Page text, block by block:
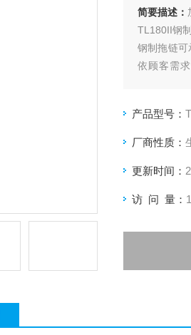
简要描述：
TL180II钢
钢制拖链可
依顾客需
产品型号：
厂商性质：
更新时间：
访 问 量：